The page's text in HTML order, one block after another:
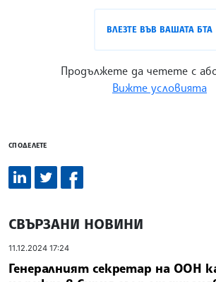
ВЛЕЗТЕ ВЪВ ВАШАТА БТА
Продължете да четете с
Вижте условията
СПОДЕЛЕТЕ
СВЪРЗАНИ НОВИНИ
11.12.2024 17:24
Генералният секретар на ООН